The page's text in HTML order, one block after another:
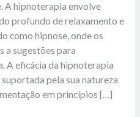
A hipnoterapia envolve
profundo de relaxamento e
como hipnose, onde os
a sugestões para
A eficácia da hipnoterapia
pela sua natureza
em princípios […]